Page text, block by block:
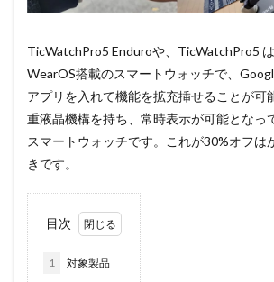
TicWatchPro5 Enduroや、TicWatchPro5
WearOS搭載のスマートウォッチで、
アプリを入れて機能を拡充挿せることが可
重液晶機構を持ち、常時表示が可能となっ
スマートウォッチです。これが30%オフは
きです。
目次
1 対象製品